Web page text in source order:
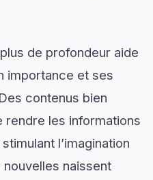
de profondeur aide
importance et ses
contenus bien
les informations
l’imagination
naissent